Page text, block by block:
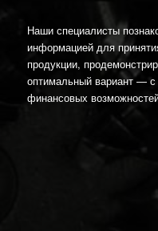
Наши специалисты
информацией для
продукции,
оптимальный вариант —
финансовых